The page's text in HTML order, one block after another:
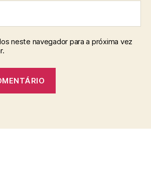
neste navegador para a próxima vez